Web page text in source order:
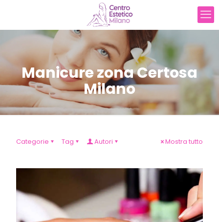
Manicure zona Certosa
Milano
Categorie Tag Autori Mostra tutto